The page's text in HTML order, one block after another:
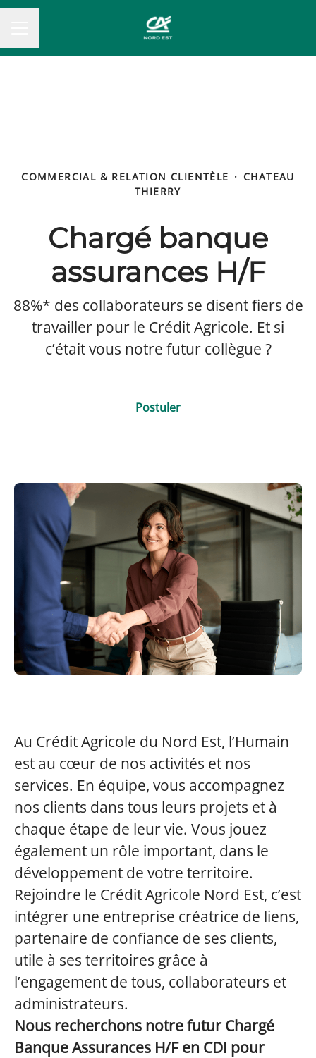
COMMERCIAL & RELATION CLIENTÈLE · CHATEAU
THIERRY
Chargé banque
assurances H/F
88%* des collaborateurs se disent fiers de
travailler pour le Crédit Agricole. Et si
c’était vous notre futur collègue ?
Postuler
Au Crédit Agricole du Nord Est, l’Humain
est au cœur de nos activités et nos
services. En équipe, vous accompagnez
nos clients dans tous leurs projets et à
chaque étape de leur vie. Vous jouez
également un rôle important, dans le
développement de votre territoire.
Rejoindre le Crédit Agricole Nord Est, c’est
intégrer une entreprise créatrice de liens,
partenaire de confiance de ses clients,
utile à ses territoires grâce à
l’engagement de tous, collaborateurs et
administrateurs.
Nous recherchons notre futur Chargé
Banque Assurances H/F en CDI pour